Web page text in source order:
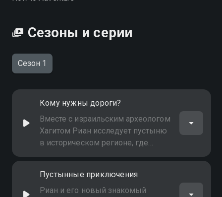
Сезоны и серии
Сезон 1
Кому нужны дороги?
Вместе с израильским археологом
Хагитом Риан исследует пустыню
в историческом регионе, где
располагался библейский Содом
Пустынные приключения
Риан и его новый знакомый